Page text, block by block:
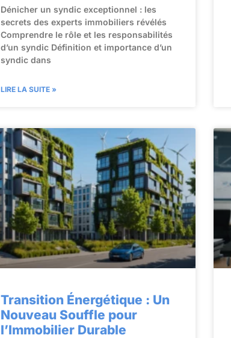
Dénicher un syndic exceptionnel : les
secrets des experts immobiliers révélés
Comprendre le rôle et les responsabilités
d’un syndic Définition et importance d’un
syndic dans
LIRE LA SUITE »
Transition Énergétique : Un
Nouveau Souffle pour
l’Immobilier Durable